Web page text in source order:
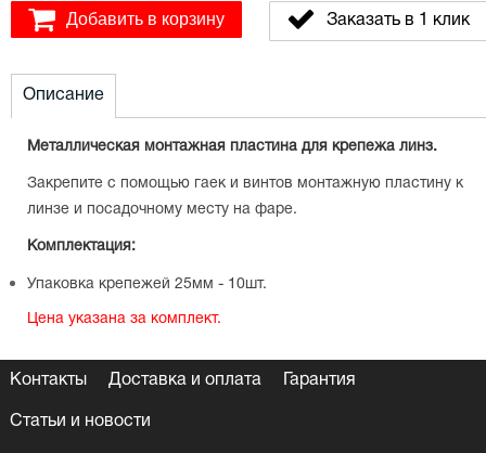
Добавить в корзину Заказать в 1 клик
Описание
Металлическая монтажная пластина для крепежа линз.
Закрепите с помощью гаек и винтов монтажную пластину к
линзе и посадочному месту на фаре.
Комплектация:
Упаковка крепежей 25мм - 10шт.
Цена указана за комплект.
Контакты Доставка и оплата Гарантия
Статьи и новости